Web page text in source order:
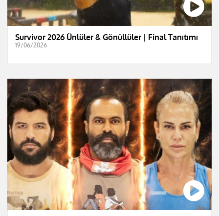
Survivor 2026 Ünlüler & Gönüllüler | Final Tanıtımı
19/06/2026